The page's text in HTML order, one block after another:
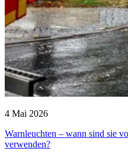
4 Mai 2026
Warnleuchten – wann sind sie
verwenden?